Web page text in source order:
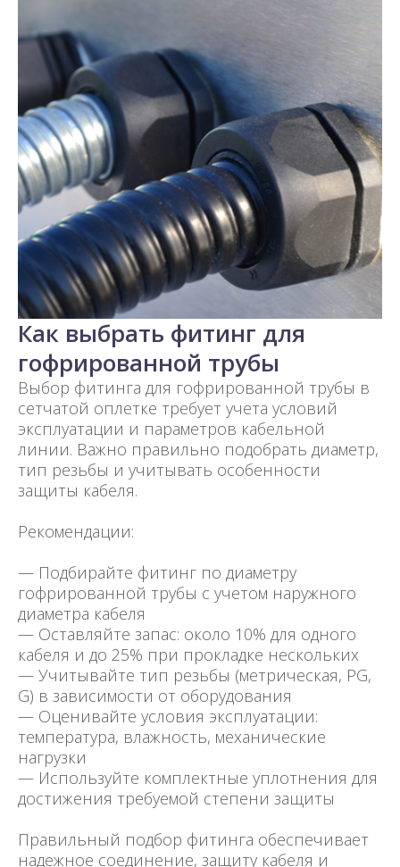
Как выбрать фитинг для
гофрированной трубы
Выбор фитинга для гофрированной трубы в
сетчатой оплетке требует учета условий
эксплуатации и параметров кабельной
линии. Важно правильно подобрать диаметр,
тип резьбы и учитывать особенности
защиты кабеля.
Рекомендации:
— Подбирайте фитинг по диаметру
гофрированной трубы с учетом наружного
диаметра кабеля
— Оставляйте запас: около 10% для одного
кабеля и до 25% при прокладке нескольких
— Учитывайте тип резьбы (метрическая, PG,
G) в зависимости от оборудования
— Оценивайте условия эксплуатации:
температура, влажность, механические
нагрузки
— Используйте комплектные уплотнения для
достижения требуемой степени защиты
Правильный подбор фитинга обеспечивает
надежное соединение, защиту кабеля и